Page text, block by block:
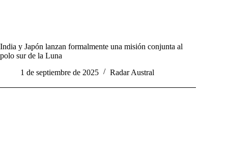
India y Japón lanzan formalmente una misión conjunta al
polo sur de la Luna
1 de septiembre de 2025
Radar Austral